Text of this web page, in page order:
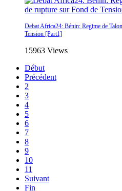
Debat Africa24: Bénin: Regime de
Tension [Part1]
15963 Views
Début
Précédent
2
3
4
5
6
7
8
9
10
11
Suivant
Fin